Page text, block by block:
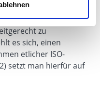
steht die
zu
es sich, einen
etlicher ISO-
setzt man hierfür auf